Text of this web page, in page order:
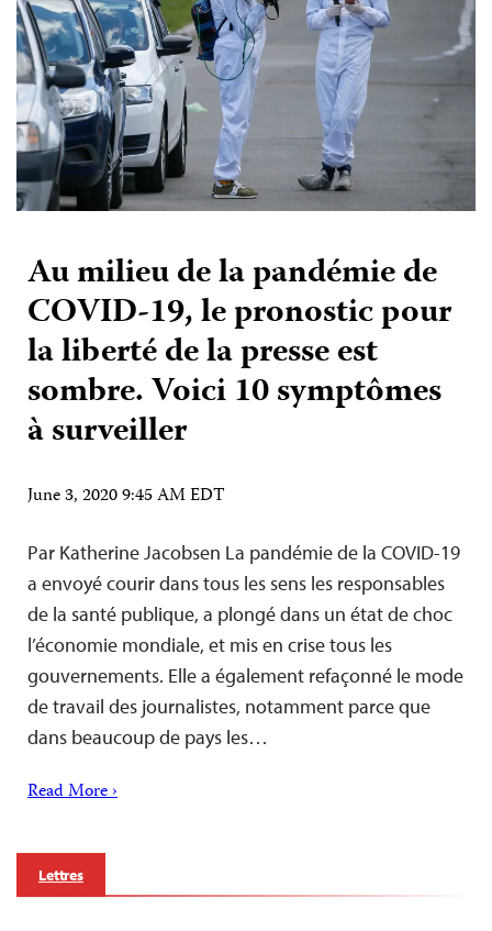
Au milieu de la pandémie de
COVID-19, le pronostic pour
la liberté de la presse est
sombre. Voici 10 symptômes
à surveiller
June 3, 2020 9:45 AM EDT
Par Katherine Jacobsen La pandémie de la COVID-19
a envoyé courir dans tous les sens les responsables
de la santé publique, a plongé dans un état de choc
l’économie mondiale, et mis en crise tous les
gouvernements. Elle a également refaçonné le mode
de travail des journalistes, notamment parce que
dans beaucoup de pays les…
Read More ›
Lettres